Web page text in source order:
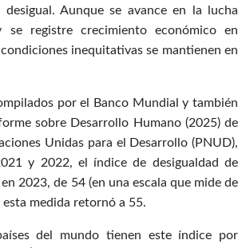
Aunque se avance en la lucha
registre crecimiento económico en
inequitativas se mantienen en
por el Banco Mundial y también
sobre Desarrollo Humano (2025) de
Unidas para el Desarrollo (PNUD),
y 2022, el índice de desigualdad de
2023, de 54 (en una escala que mide de
medida retornó a 55.
del mundo tienen este índice por